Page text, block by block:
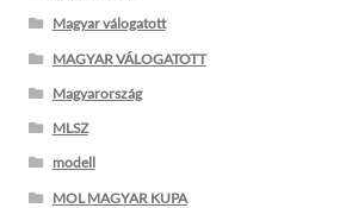
Magyar válogatott
MAGYAR VÁLOGATOTT
Magyarország
MLSZ
modell
MOL MAGYAR KUPA